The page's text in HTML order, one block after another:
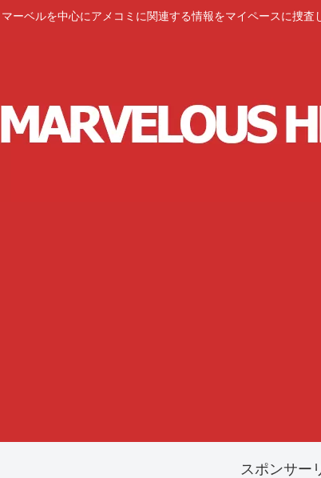
マーベルを中心にアメコミに関連する情報をマイペースに捜査
スポンサー